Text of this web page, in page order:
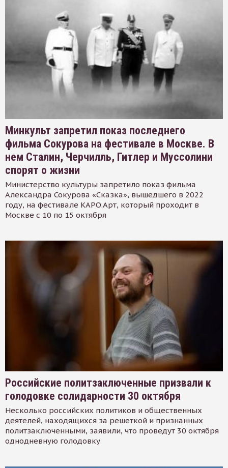
Минкульт запретил показ последнего
фильма Сокурова на фестивале в Москве. В
нем Сталин, Черчилль, Гитлер и Муссолини
спорят о жизни
Министерство культуры запретило показ фильма
Александра Сокурова «Сказка», вышедшего в 2022
году, на фестивале КАРО.Арт, который проходит в
Москве с 10 по 15 октября
Российские политзаключенные призвали к
голодовке солидарности 30 октября
Несколько российских политиков и общественных
деятелей, находящихся за решеткой и признанных
политзаключенными, заявили, что проведут 30 октября
однодневную голодовку